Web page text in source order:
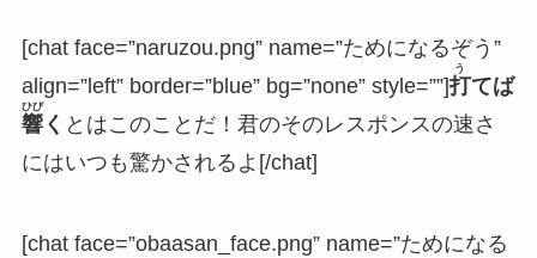
[chat face=”naruzou.png” name=”ためになるぞう”
align=”left” border=”blue” bg=”none” style=””]打
う
てば
響
ひび
く とはこのことだ！君のそのレスポンスの速さ
にはいつも驚かされるよ[/chat]
[chat face=”obaasan_face.png” name=”ためになる